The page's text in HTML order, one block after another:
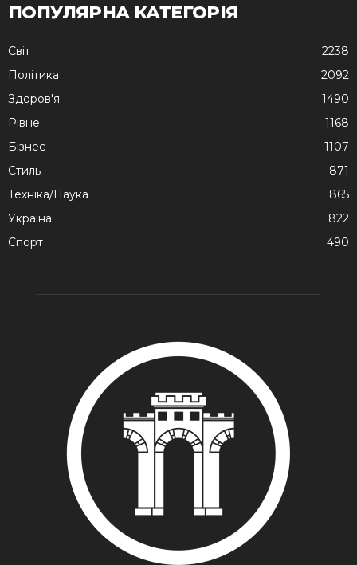
ПОПУЛЯРНА КАТЕГОРІЯ
Cвіт
2238
Політика
2092
Здоров'я
1490
Рівне
1168
Бізнес
1107
Стиль
871
Техніка/Наука
865
Україна
822
Спорт
490